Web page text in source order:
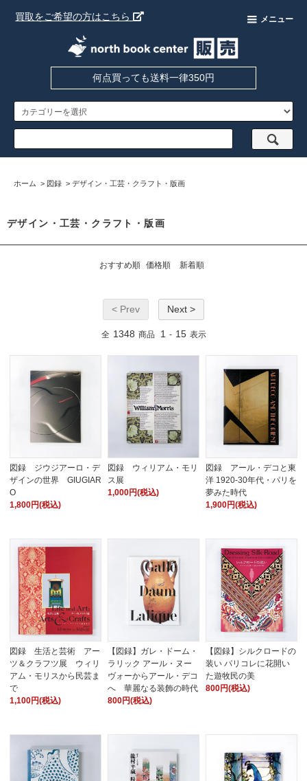
買取をご希望の方はこちら メニュー
何点買っても送料一律350円
ホーム > 図録 > デザイン・工芸・クラフト・版画
デザイン・工芸・クラフト・版画
おすすめ順 価格順 新着順
< Prev Next >
全 1348 商品 1 - 15 表示
図録 ジウジアーロ・デ
ザインの世界 GIUGIAR
O
1,800円(税込)
図録 ウィリアム・モリ
ス展
1,000円(税込)
図録 アール・デコと東
洋 1920-30年代・パリを
夢みた時代
1,900円(税込)
図録 生活と芸術 アー
ツ＆クラフツ展 ウィリ
アム・モリスから民芸ま
で
1,100円(税込)
【図録】ガレ・ドーム・
ラリック アール・ヌー
ヴォーからアール・デコ
へ 華麗なる装飾の時代
800円(税込)
【図録】シルクロードの
装い パリコレに花開い
た遊牧民の美
800円(税込)